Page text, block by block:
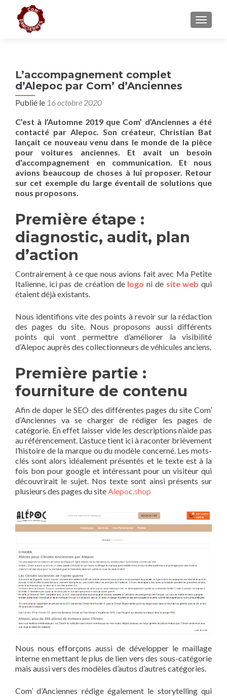
L’accompagnement complet
d’Alepoc par Com’ d’Anciennes
Publié le 16 octobre 2020
C’est à l’Automne 2019 que Com’ d’Anciennes a été
contacté par Alepoc. Son créateur, Christian Bat
lançait ce nouveau venu dans le monde de la pièce
pour voitures anciennes. Et avait un besoin
d’accompagnement en communication. Et nous
avions beaucoup de choses à lui proposer. Retour
sur cet exemple du large éventail de solutions que
nous proposons.
Première étape :
diagnostic, audit, plan
d’action
Contrairement à ce que nous avions fait avec Ma Petite
Italienne, ici pas de création de logo ni de site web qui
étaient déjà existants.
Nous identifions vite des points à revoir sur la rédaction
des pages du site. Nous proposons aussi différents
points qui vont permettre d’améliorer la visibilité
d’Alepoc auprès des collectionneurs de véhicules anciens.
Première partie :
fourniture de contenu
Afin de doper le SEO des différentes pages du site Com’
d’Anciennes va se charger de rédiger les pages de
catégorie. En effet laisser vide les descriptions n’aide pas
au référencement. L’astuce tient ici à raconter brièvement
l’histoire de la marque ou du modèle concerné. Les mots-
clés sont alors idéalement présentés et le texte est à la
fois bon pour google et intéressant pour un visiteur qui
découvrirait le sujet. Nos texte sont ainsi présents sur
plusieurs des pages du siteAlepoc.shop
Nous nous efforçons aussi de développer le maillage
interne en mettant le plus de lien vers des sous-catégorie
mais aussi vers des modèles d’autos d’autres catégories.
Com’ d’Anciennes rédige également le storytelling qui